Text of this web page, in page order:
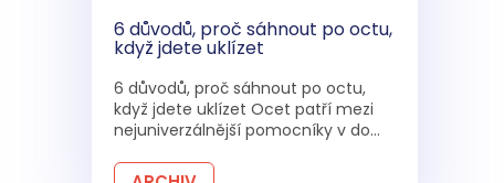
6 důvodů, proč sáhnout po octu,
když jdete uklízet
6 důvodů, proč sáhnout po octu,
když jdete uklízet Ocet patří mezi
nejuniverzálnější pomocníky v do...